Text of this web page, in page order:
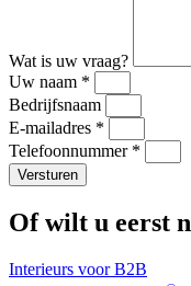
Wat is uw vraag?
Uw naam *
Bedrijfsnaam
E-mailadres *
Telefoonnummer *
Versturen
Of wilt u eerst
Interieurs voor B2B